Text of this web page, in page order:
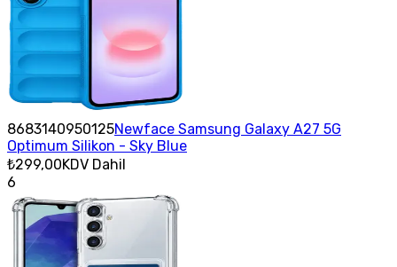
8683140950125Newface Samsung Galaxy A27 5G
Optimum Silikon - Sky Blue
₺299,00KDV Dahil
6